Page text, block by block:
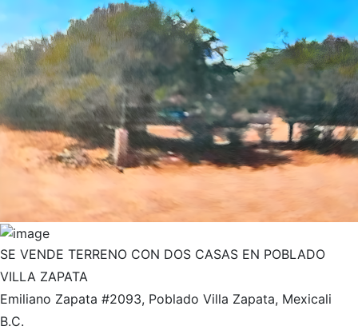
SE VENDE TERRENO CON DOS CASAS EN POBLADO
VILLA ZAPATA
Emiliano Zapata #2093, Poblado Villa Zapata, Mexicali
B.C.